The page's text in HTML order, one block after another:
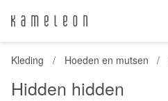
Kleding Hoeden en mutsen
Hidden hidden